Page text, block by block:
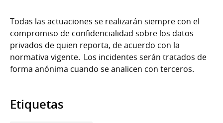
Todas las actuaciones se realizarán siempre con el
compromiso de confidencialidad sobre los datos
privados de quien reporta, de acuerdo con la
normativa vigente. Los incidentes serán tratados de
forma anónima cuando se analicen con terceros.
Etiquetas